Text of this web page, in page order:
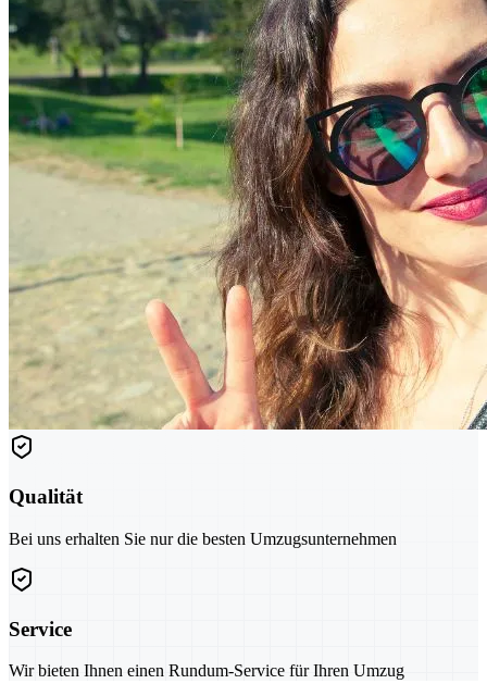
Qualität
Bei uns erhalten Sie nur die besten Umzugsunternehmen
Service
Wir bieten Ihnen einen Rundum-Service für Ihren Umzug